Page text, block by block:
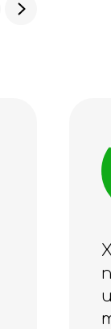
Отзыв на
выбор